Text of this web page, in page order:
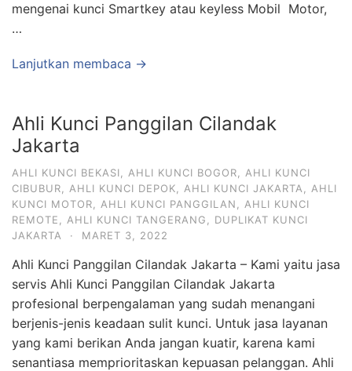
mengenai kunci Smartkey atau keyless Mobil Motor,
…
Lanjutkan membaca →
Ahli Kunci Panggilan Cilandak
Jakarta
AHLI KUNCI BEKASI AHLI KUNCI BOGOR
AHLI KUNCI
CIBUBUR
AHLI KUNCI DEPOK AHLI KUNCI JAKARTA
AHLI
KUNCI MOTOR
AHLI KUNCI PANGGILAN
AHLI KUNCI
REMOTE
AHLI KUNCI TANGERANG
DUPLIKAT KUNCI
JAKARTA
· MARET 3, 2022
Ahli Kunci Panggilan Cilandak Jakarta – Kami yaitu jasa
servis Ahli Kunci Panggilan Cilandak Jakarta
profesional berpengalaman yang sudah menangani
berjenis-jenis keadaan sulit kunci. Untuk jasa layanan
yang kami berikan Anda jangan kuatir, karena kami
senantiasa memprioritaskan kepuasan pelanggan. Ahli